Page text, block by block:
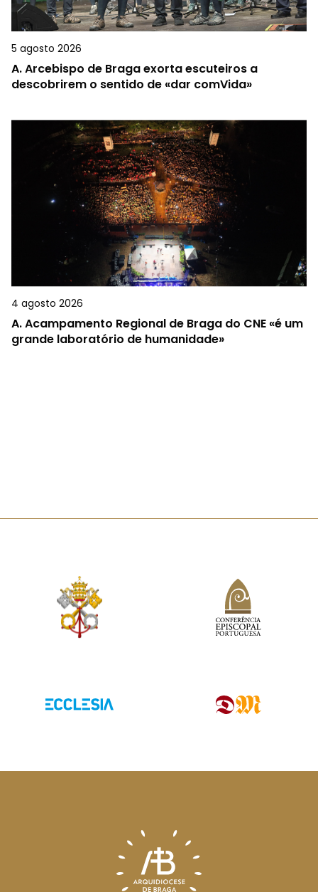
5 agosto 2026
A.Arcebispo de Braga exorta escuteiros a
descobrirem o sentido de «dar comVida»
4 agosto 2026
A.Acampamento Regional de Braga do CNE «é um
grande laboratório de humanidade»